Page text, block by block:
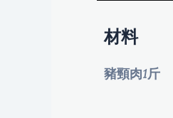
材料
豬頸肉1斤